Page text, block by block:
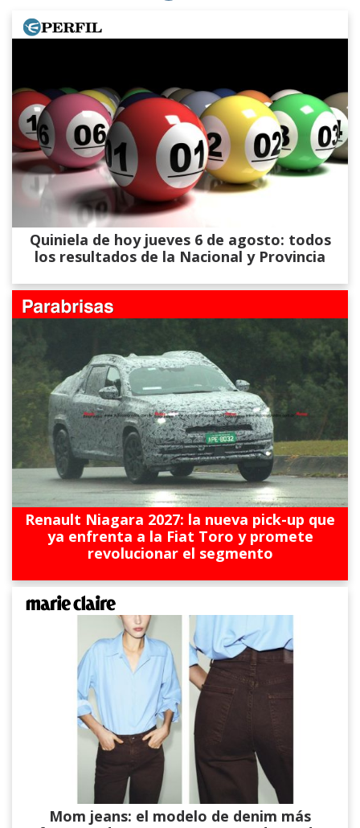
Quiniela de hoy jueves 6 de agosto: todos
los resultados de la Nacional y Provincia
Renault Niagara 2027: la nueva pick-up que
ya enfrenta a la Fiat Toro y promete
revolucionar el segmento
Mom jeans: el modelo de denim más